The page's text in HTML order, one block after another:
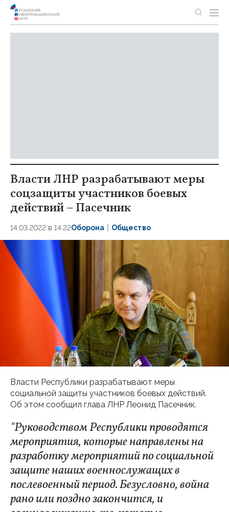
Власти ЛНР разрабатывают меры
соцзащиты участников боевых
действий – Пасечник
14.03.2022 в 14:22Оборона Общество
Власти Республики разрабатывают меры
социальной защиты участников боевых действий.
Об этом сообщил глава ЛНР Леонид Пасечник.
"Руководством Республики проводятся
мероприятия, которые направлены на
разработку мероприятий по социальной
защите наших военнослужащих в
послевоенный период. Безусловно, война
рано или поздно закончится, и